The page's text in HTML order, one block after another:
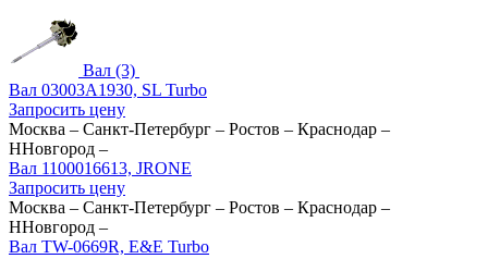
Вал (3)
Вал 03003A1930, SL Turbo
Запросить цену
Москва – Санкт-Петербург – Ростов – Краснодар –
ННовгород –
Вал 1100016613, JRONE
Запросить цену
Москва – Санкт-Петербург – Ростов – Краснодар –
ННовгород –
Вал TW-0669R, E&E Turbo